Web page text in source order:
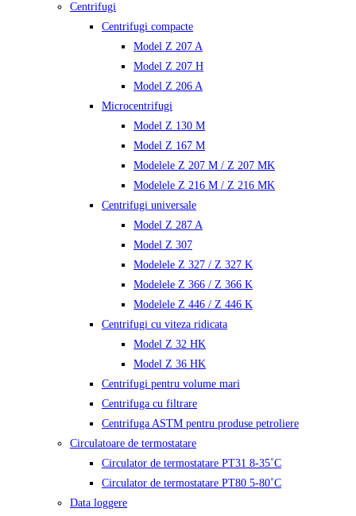
Centrifugi
Centrifugi compacte
Model Z 207 A
Model Z 207 H
Model Z 206 A
Microcentrifugi
Model Z 130 M
Model Z 167 M
Modelele Z 207 M / Z 207 MK
Modelele Z 216 M / Z 216 MK
Centrifugi universale
Model Z 287 A
Model Z 307
Modelele Z 327 / Z 327 K
Modelele Z 366 / Z 366 K
Modelele Z 446 / Z 446 K
Centrifugi cu viteza ridicata
Model Z 32 HK
Model Z 36 HK
Centrifugi pentru volume mari
Centrifuga cu filtrare
Centrifuga ASTM pentru produse petroliere
Circulatoare de termostatare
Circulator de termostatare PT31 8-35˚C
Circulator de termostatare PT80 5-80˚C
Data loggere